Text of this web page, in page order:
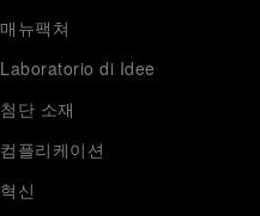
매뉴팩쳐
Laboratorio di Idee
첨단 소재
컴플리케이션
혁신